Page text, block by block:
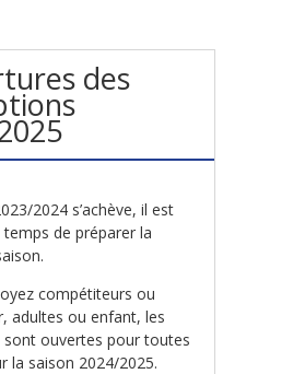
des
2024 s’achève, il est
de préparer la
compétiteurs ou
adultes ou enfant, les
sont ouvertes pour toutes
la saison 2024/2025.